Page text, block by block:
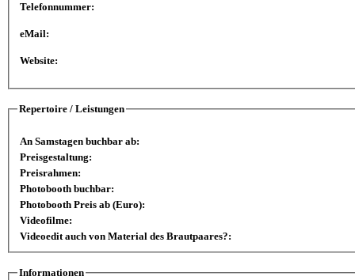
Telefonnummer:
eMail:
Website:
Repertoire / Leistungen
An Samstagen buchbar ab:
Preisgestaltung:
Preisrahmen:
Photobooth buchbar:
Photobooth Preis ab (Euro):
Videofilme:
Videoedit auch von Material des Brautpaares?:
Informationen